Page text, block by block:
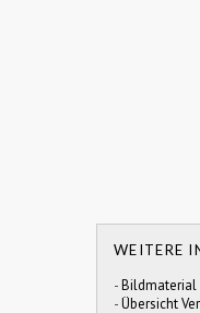
WEITERE
-Bildmaterial
-Übersicht